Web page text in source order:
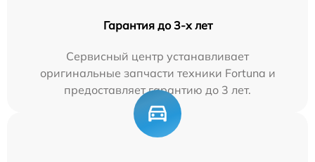
Гарантия до 3-х лет
Сервисный центр устанавливает
оригинальные запчасти техники Fortuna и
предоставляет гарантию до 3 лет.